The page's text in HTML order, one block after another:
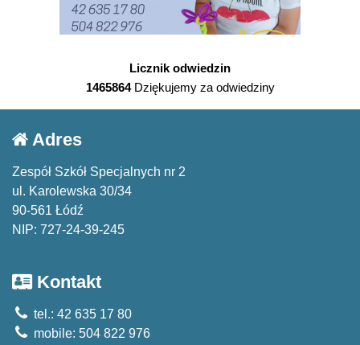
Licznik odwiedzin
1465864Dziękujemy za odwiedziny
Adres
Zespół Szkół Specjalnych nr 2
ul. Karolewska 30/34
90-561 Łódź
NIP: 727-24-39-245
Kontakt
tel.: 42 635 17 80
mobile: 504 822 976